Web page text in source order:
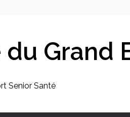
Grand
Senior Santé